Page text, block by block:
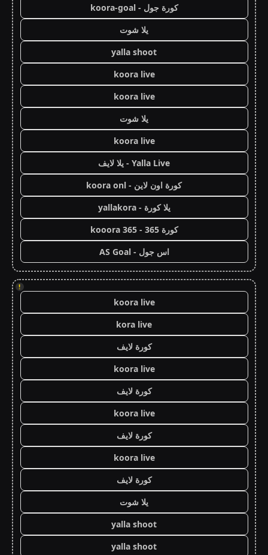
كورة جول - koora-goal
يلا شوت
yalla shoot
koora live
koora live
يلا شوت
koora live
Yalla Live - يلا لايف
كورة اون لاين - koora onl
يلا كورة - yallakora
كورة 365 - kooora 365
اس جول - AS Goal
!
koora live
kora live
كورة لايف
koora live
كورة لايف
koora live
كورة لايف
koora live
كورة لايف
يلا شوت
yalla shoot
yalla shoot